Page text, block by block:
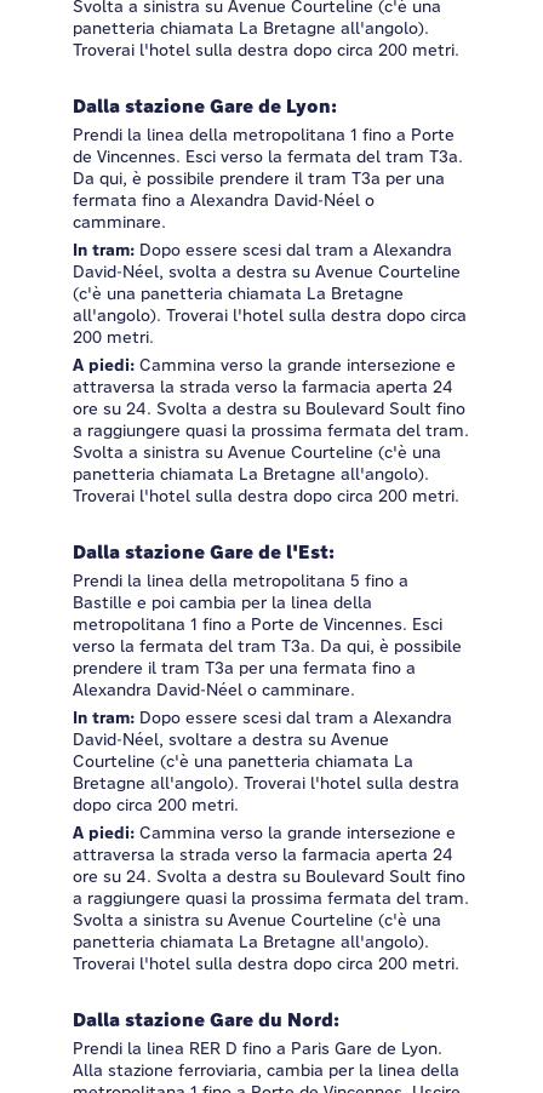
Svolta a sinistra su Avenue Courteline (c'è una
panetteria chiamata La Bretagne all'angolo).
Troverai l'hotel sulla destra dopo circa 200 metri.
Dalla stazione Gare de Lyon:
Prendi la linea della metropolitana 1 fino a Porte
de Vincennes. Esci verso la fermata del tram T3a.
Da qui, è possibile prendere il tram T3a per una
fermata fino a Alexandra David-Néel o
camminare.
In tram: Dopo essere scesi dal tram a Alexandra
David-Néel, svolta a destra su Avenue Courteline
(c'è una panetteria chiamata La Bretagne
all'angolo). Troverai l'hotel sulla destra dopo circa
200 metri.
A piedi: Cammina verso la grande intersezione e
attraversa la strada verso la farmacia aperta 24
ore su 24. Svolta a destra su Boulevard Soult fino
a raggiungere quasi la prossima fermata del tram.
Svolta a sinistra su Avenue Courteline (c'è una
panetteria chiamata La Bretagne all'angolo).
Troverai l'hotel sulla destra dopo circa 200 metri.
Dalla stazione Gare de l'Est:
Prendi la linea della metropolitana 5 fino a
Bastille e poi cambia per la linea della
metropolitana 1 fino a Porte de Vincennes. Esci
verso la fermata del tram T3a. Da qui, è possibile
prendere il tram T3a per una fermata fino a
Alexandra David-Néel o camminare.
In tram: Dopo essere scesi dal tram a Alexandra
David-Néel, svoltare a destra su Avenue
Courteline (c'è una panetteria chiamata La
Bretagne all'angolo). Troverai l'hotel sulla destra
dopo circa 200 metri.
A piedi: Cammina verso la grande intersezione e
attraversa la strada verso la farmacia aperta 24
ore su 24. Svolta a destra su Boulevard Soult fino
a raggiungere quasi la prossima fermata del tram.
Svolta a sinistra su Avenue Courteline (c'è una
panetteria chiamata La Bretagne all'angolo).
Troverai l'hotel sulla destra dopo circa 200 metri.
Dalla stazione Gare du Nord:
Prendi la linea RER D fino a Paris Gare de Lyon.
Alla stazione ferroviaria, cambia per la linea della